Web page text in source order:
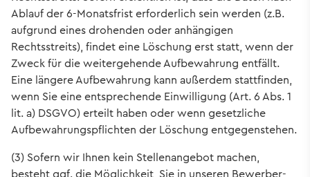
Ablauf der 6-Monatsfrist erforderlich sein werden (z.B.
aufgrund eines drohenden oder anhängigen
Rechtsstreits), findet eine Löschung erst statt, wenn der
Zweck für die weitergehende Aufbewahrung entfällt.
Eine längere Aufbewahrung kann außerdem stattfinden,
wenn Sie eine entsprechende Einwilligung (Art. 6 Abs. 1
lit. a) DSGVO) erteilt haben oder wenn gesetzliche
Aufbewahrungspflichten der Löschung entgegenstehen.
(3) Sofern wir Ihnen kein Stellenangebot machen,
besteht ggf. die Möglichkeit, Sie in unseren Bewerber-